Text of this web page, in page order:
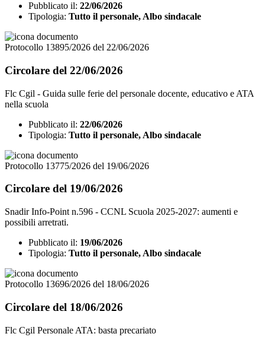
Pubblicato il: 22/06/2026
Tipologia: Tutto il personale, Albo sindacale
Protocollo 13895/2026 del 22/06/2026
Circolare del 22/06/2026
Flc Cgil - Guida sulle ferie del personale docente, educativo e ATA
nella scuola
Pubblicato il: 22/06/2026
Tipologia: Tutto il personale, Albo sindacale
Protocollo 13775/2026 del 19/06/2026
Circolare del 19/06/2026
Snadir Info-Point n.596 - CCNL Scuola 2025-2027: aumenti e
possibili arretrati.
Pubblicato il: 19/06/2026
Tipologia: Tutto il personale, Albo sindacale
Protocollo 13696/2026 del 18/06/2026
Circolare del 18/06/2026
Flc Cgil Personale ATA: basta precariato